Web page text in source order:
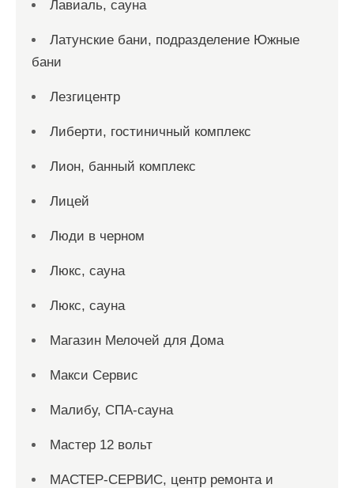
Лавиаль, сауна
Латунские бани, подразделение Южные
бани
Лезгицентр
Либерти, гостиничный комплекс
Лион, банный комплекс
Лицей
Люди в черном
Люкс, сауна
Люкс, сауна
Магазин Мелочей для Дома
Макси Сервис
Малибу, СПА-сауна
Мастер 12 вольт
МАСТЕР-СЕРВИС, центр ремонта и